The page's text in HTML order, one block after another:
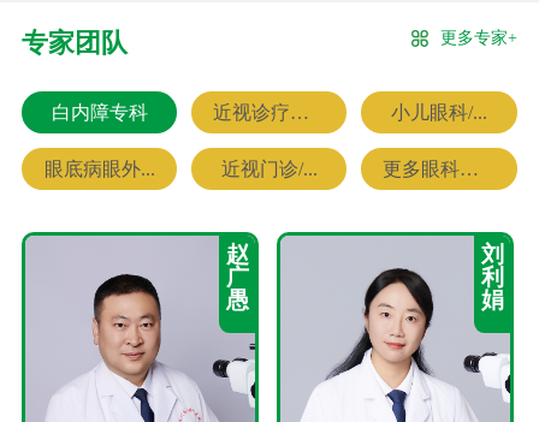
专家团队 更多专家+
白内障专科 近视诊疗专科 小儿眼科/...
眼底病眼外... 近视门诊/... 更多眼科专家
赵
广
愚
刘
利
娟